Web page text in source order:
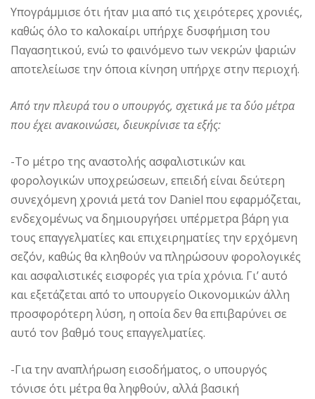
Υπογράμμισε ότι ήταν μια από τις χειρότερες χρονιές,
καθώς όλο το καλοκαίρι υπήρχε δυσφήμιση του
Παγασητικού, ενώ το φαινόμενο των νεκρών ψαριών
αποτελείωσε την όποια κίνηση υπήρχε στην περιοχή.
Από την πλευρά του ο υπουργός, σχετικά με τα δύο μέτρα
που έχει ανακοινώσει, διευκρίνισε τα εξής:
-Το μέτρο της αναστολής ασφαλιστικών και
φορολογικών υποχρεώσεων, επειδή είναι δεύτερη
συνεχόμενη χρονιά μετά τον Daniel που εφαρμόζεται,
ενδεχομένως να δημιουργήσει υπέρμετρα βάρη για
τους επαγγελματίες και επιχειρηματίες την ερχόμενη
σεζόν, καθώς θα κληθούν να πληρώσουν φορολογικές
και ασφαλιστικές εισφορές για τρία χρόνια. Γι’ αυτό
και εξετάζεται από το υπουργείο Οικονομικών άλλη
προσφορότερη λύση, η οποία δεν θα επιβαρύνει σε
αυτό τον βαθμό τους επαγγελματίες.
-Για την αναπλήρωση εισοδήματος, ο υπουργός
τόνισε ότι μέτρα θα ληφθούν, αλλά βασική